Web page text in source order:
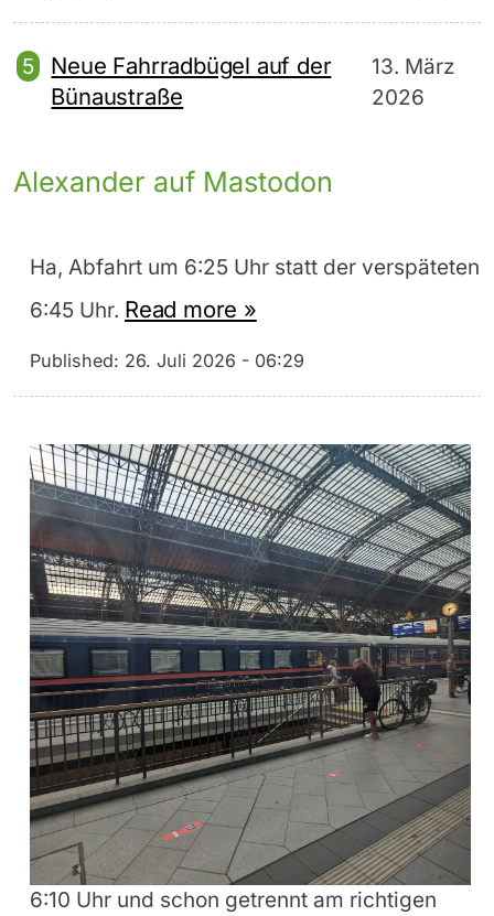
Neue Fahrradbügel auf der
Bünaustraße
13. März
2026
Alexander auf Mastodon
Ha, Abfahrt um 6:25 Uhr statt der verspäteten
6:45 Uhr. Read more »
Published: 26. Juli 2026 - 06:29
6:10 Uhr und schon getrennt am richtigen